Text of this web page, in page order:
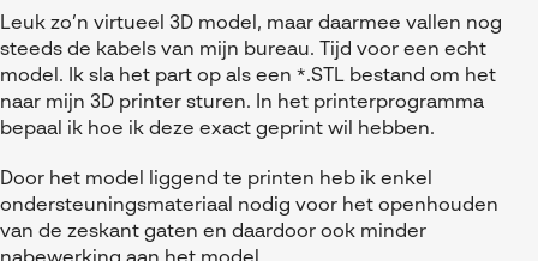
Leuk zo’n virtueel 3D model, maar daarmee vallen nog
steeds de kabels van mijn bureau. Tijd voor een echt
model. Ik sla het part op als een *.STL bestand om het
naar mijn 3D printer sturen. In het printerprogramma
bepaal ik hoe ik deze exact geprint wil hebben.
Door het model liggend te printen heb ik enkel
ondersteuningsmateriaal nodig voor het openhouden
van de zeskant gaten en daardoor ook minder